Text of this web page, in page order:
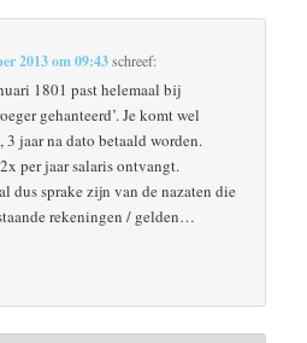
2013 om 09:43schreef:
1801 past helemaal bij
gehanteerd’. Je komt wel
jaar na dato betaald worden.
per jaar salaris ontvangt.
dus sprake zijn van de nazaten die
rekeningen / gelden…